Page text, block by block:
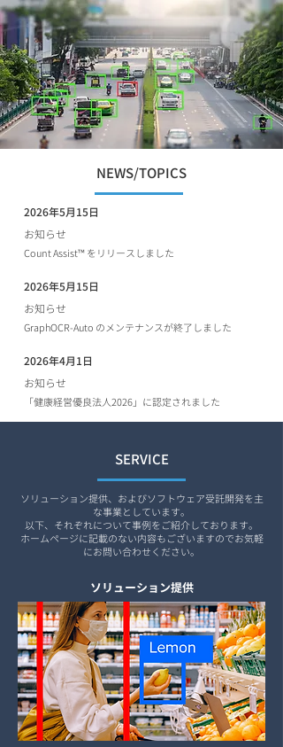
NEWS/TOPICS
2026年5月15日
​お知らせ
Count Assist™ をリリースしました
2026年5月15日
お知らせ
GraphOCR-Auto のメンテナンスが終了しました
2026年4月1日
お知らせ
「健康経営優良法人2026」に認定されました
SERVICE
ソリューション提供、およびソフトウェア受託開発を主
な事業としています。
以下、それぞれについて事例をご紹介しております。
ホームページに記載のない内容もございますのでお気軽
にお問い合わせください。​
ソリューション提供